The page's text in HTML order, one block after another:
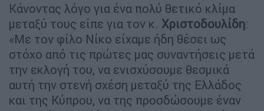
Κάνοντας λόγο για ένα πολύ θετικό κλίμα
μεταξύ τους είπε για τον κ. Χριστοδουλίδη:
«Με τον φίλο Νίκο είχαμε ήδη θέσει ως
στόχο από τις πρώτες μας συναντήσεις μετά
την εκλογή του, να ενισχύσουμε θεσμικά
αυτή την στενή σχέση μεταξύ της Ελλάδος
και της Κύπρου, να της προσδώσουμε έναν